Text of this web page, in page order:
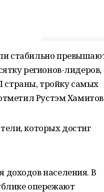
стабильно
регионов-лидеров,
тройку самых
Рустэм
которых достиг
населения. В
опережают